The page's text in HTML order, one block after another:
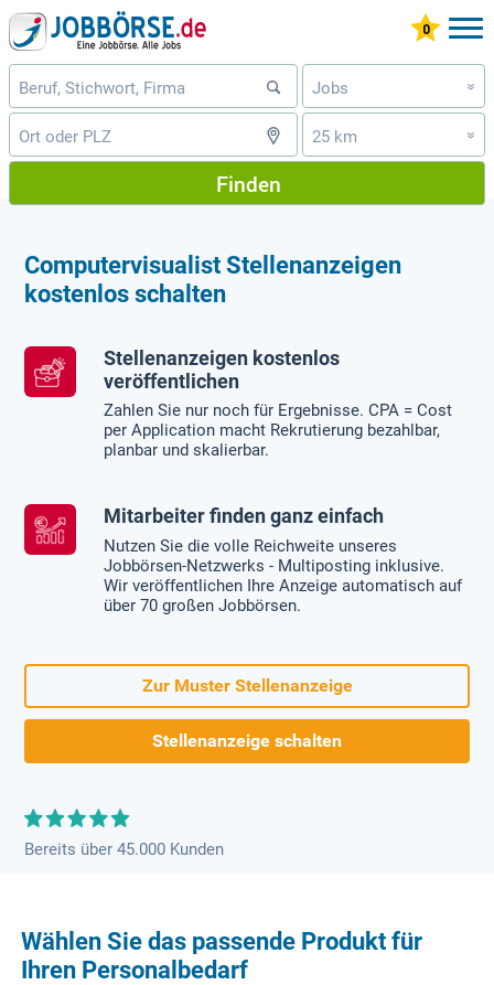
Jobs »
25 km »
Finden
Computervisualist Stellenanzeigen
kostenlos schalten
Stellenanzeigen kostenlos
veröffentlichen
Zahlen Sie nur noch für Ergebnisse. CPA = Cost
per Application macht Rekrutierung bezahlbar,
planbar und skalierbar.
Mitarbeiter finden ganz einfach
Nutzen Sie die volle Reichweite unseres
Jobbörsen-Netzwerks - Multiposting inklusive.
Wir veröffentlichen Ihre Anzeige automatisch auf
über 70 großen Jobbörsen.
Zur Muster Stellenanzeige
Stellenanzeige schalten
Bereits über 45.000 Kunden
Wählen Sie das passende Produkt für
Ihren Personalbedarf